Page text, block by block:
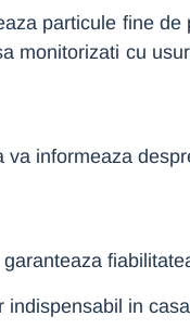
particule fine
monitorizati cu
informeaza
indispensabil in